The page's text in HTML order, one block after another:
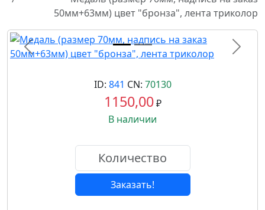
50мм+63мм) цвет "бронза", лента триколор
Назад
ID: 841 CN: 70130
1150,00₽
В наличии
Заказать!